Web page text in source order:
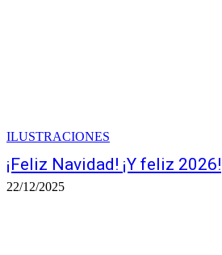
ILUSTRACIONES
¡Feliz Navidad! ¡Y feliz 2026!
22/12/2025